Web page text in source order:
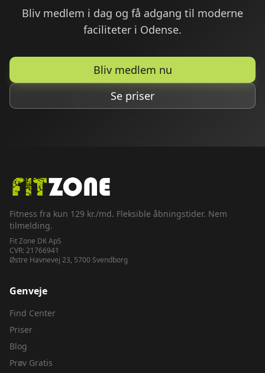
Bliv medlem i dag og få adgang til moderne
faciliteter i Odense.
Bliv medlem nu
Se priser
Fitness fra kun 129 kr./md. Fleksible åbningstider. Nem
tilmelding.
Fit Zone DK ApS
CVR: 21766941
Østre Havnevej 23, 5700 Svendborg
Genveje
Find Center
Priser
Blog
Prøv Gratis